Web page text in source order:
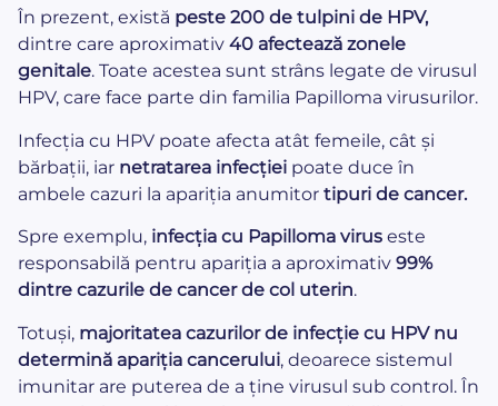
În prezent, există peste 200 de tulpini de HPV,
dintre care aproximativ 40 afectează zonele
genitale. Toate acestea sunt strâns legate de virusul
HPV, care face parte din familia Papilloma virusurilor.
Infecția cu HPV poate afecta atât femeile, cât și
bărbații, iar netratarea infecției poate duce în
ambele cazuri la apariția anumitor tipuri de cancer.
Spre exemplu, infecția cu Papilloma virus este
responsabilă pentru apariția a aproximativ 99%
dintre cazurile de cancer de col uterin.
Totuși, majoritatea cazurilor de infecție cu HPV nu
determină apariția cancerului, deoarece sistemul
imunitar are puterea de a ține virusul sub control. În